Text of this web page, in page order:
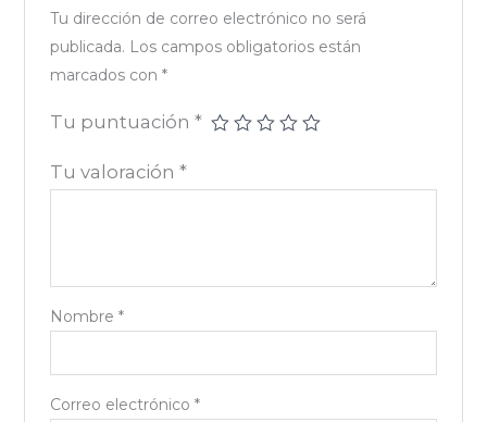
Tu dirección de correo electrónico no será
publicada. Los campos obligatorios están
marcados con *
Tu puntuación *
Tu valoración *
Nombre *
Correo electrónico *